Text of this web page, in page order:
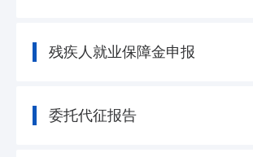
残疾人就业保障金申报
委托代征报告